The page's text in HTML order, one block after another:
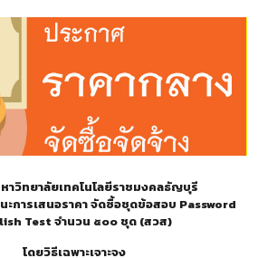
าวิทยาลัยเทคโนโลยีราชมงคลธัญบุรี
ะการเสนอราคา จัดซื้อชุดข้อสอบ Password
Test จำนวน ๕๐๐ ชุด (สวส)
โดยวิธีเฉพาะเจาะจง